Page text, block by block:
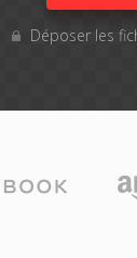
Déposer les